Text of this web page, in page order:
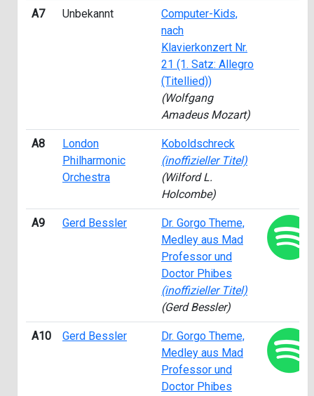
A7 Unbekannt
Computer-Kids,
nach
Klavierkonzert Nr.
21 (1. Satz: Allegro
(Titellied))
(Wolfgang
Amadeus Mozart)
A8
London
Philharmonic
Orchestra
Koboldschreck
(inoffizieller Titel)
(Wilford L.
Holcombe)
A9 Gerd Bessler
Dr. Gorgo Theme,
Medley aus Mad
Professor und
Doctor Phibes
(inoffizieller Titel)
(Gerd Bessler)
A10 Gerd Bessler
Dr. Gorgo Theme,
Medley aus Mad
Professor und
Doctor Phibes